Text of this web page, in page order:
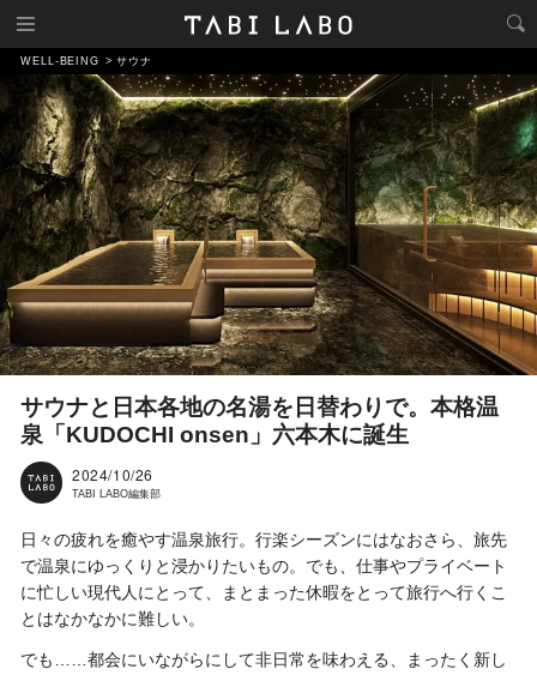
WELL-BEING サウナ
サウナと日本各地の名湯を日替わりで。本格温
泉「KUDOCHI onsen」六本木に誕生
2024/10/26
TABI LABO編集部
日々の疲れを癒やす温泉旅行。行楽シーズンにはなおさら、旅先
で温泉にゆっくりと浸かりたいもの。でも、仕事やプライベート
に忙しい現代人にとって、まとまった休暇をとって旅行へ行くこ
とはなかなかに難しい。
でも……都会にいながらにして非日常を味わえる、まったく新し